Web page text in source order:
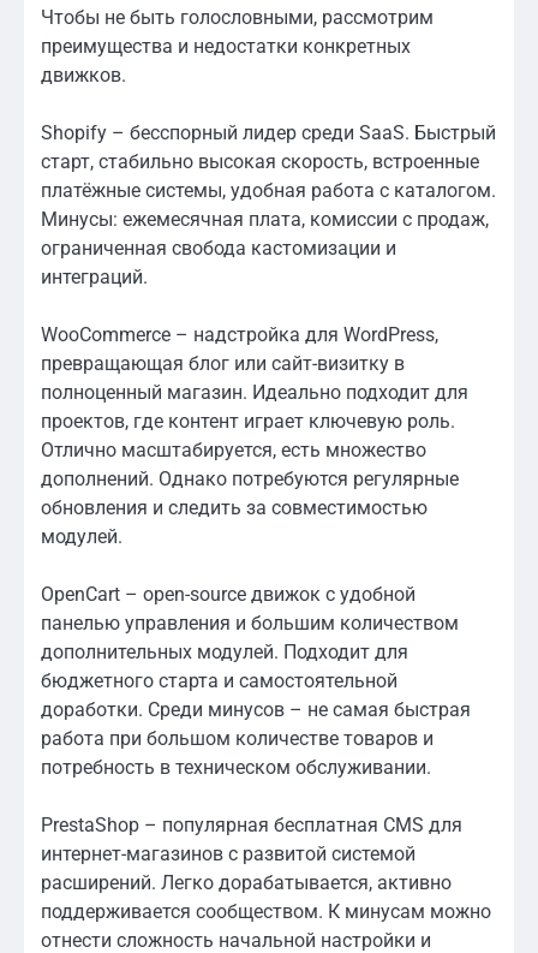
Чтобы не быть голословными, рассмотрим
преимущества и недостатки конкретных
движков.
Shopify – бесспорный лидер среди SaaS. Быстрый
старт, стабильно высокая скорость, встроенные
платёжные системы, удобная работа с каталогом.
Минусы: ежемесячная плата, комиссии с продаж,
ограниченная свобода кастомизации и
интеграций.
WooCommerce – надстройка для WordPress,
превращающая блог или сайт-визитку в
полноценный магазин. Идеально подходит для
проектов, где контент играет ключевую роль.
Отлично масштабируется, есть множество
дополнений. Однако потребуются регулярные
обновления и следить за совместимостью
модулей.
OpenCart – open-source движок с удобной
панелью управления и большим количеством
дополнительных модулей. Подходит для
бюджетного старта и самостоятельной
доработки. Среди минусов – не самая быстрая
работа при большом количестве товаров и
потребность в техническом обслуживании.
PrestaShop – популярная бесплатная CMS для
интернет-магазинов с развитой системой
расширений. Легко дорабатывается, активно
поддерживается сообществом. К минусам можно
отнести сложность начальной настройки и